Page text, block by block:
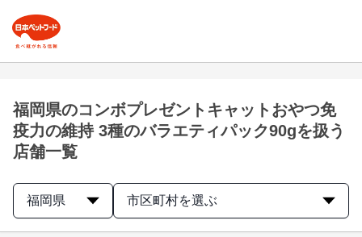
福岡県のコンボプレゼントキャットおやつ免
疫力の維持 3種のバラエティパック90gを扱う
店舗一覧
福岡県 市区町村を選ぶ